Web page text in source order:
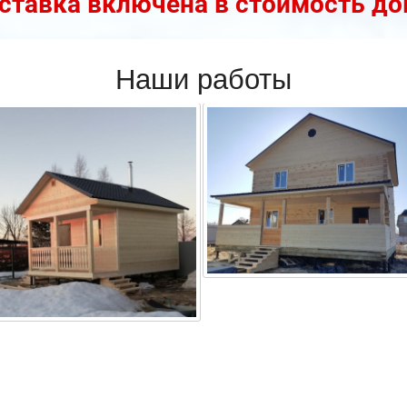
Наши работы